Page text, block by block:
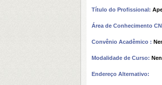
Título do Profissional:
Área de Conhecimento
Convênio Acadêmico :
Modalidade de Curso:
Endereço Alternativo: